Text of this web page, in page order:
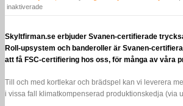
inaktiveradeför
FSC-
certifierat
Klimatkompensera
Skyltfirman.se erbjuder Svanen-certifierade
Roll-upsystem och banderoller är Svanen-
att få FSC-certifiering hos oss, för många av våra
Till och med kortlekar och brädspel kan vi leverera
i vissa fall klimatkompenserad produktionskedja (via